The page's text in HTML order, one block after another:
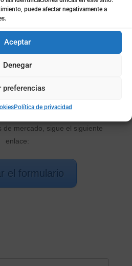
puede afectar negativamente a
Aceptar
Denegar
preferencias
Política de privacidad
✉
de mercado, sigue el siguiente
enlace:
el formulario